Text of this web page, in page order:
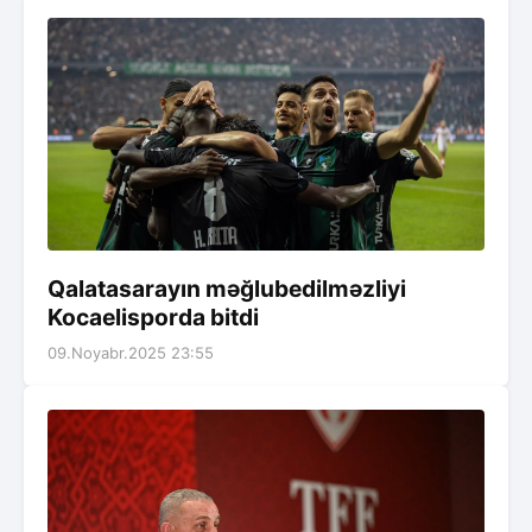
Qalatasarayın məğlubedilməzliyi
Kocaelisporda bitdi
09.Noyabr.2025 23:55